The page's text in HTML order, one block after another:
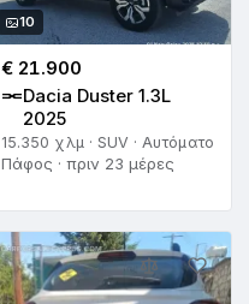
10
€ 21.900
Dacia Duster 1.3L
2025
15.350 χλμ · SUV · Αυτόματο
Πάφος · πριν 23 μέρες